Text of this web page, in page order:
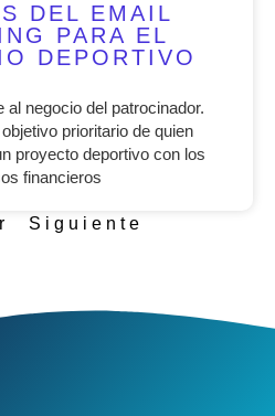
DEL EMAIL
PARA EL
DEPORTIVO
al negocio del patrocinador.
prioritario de quien
proyecto deportivo con los
financieros
Siguiente